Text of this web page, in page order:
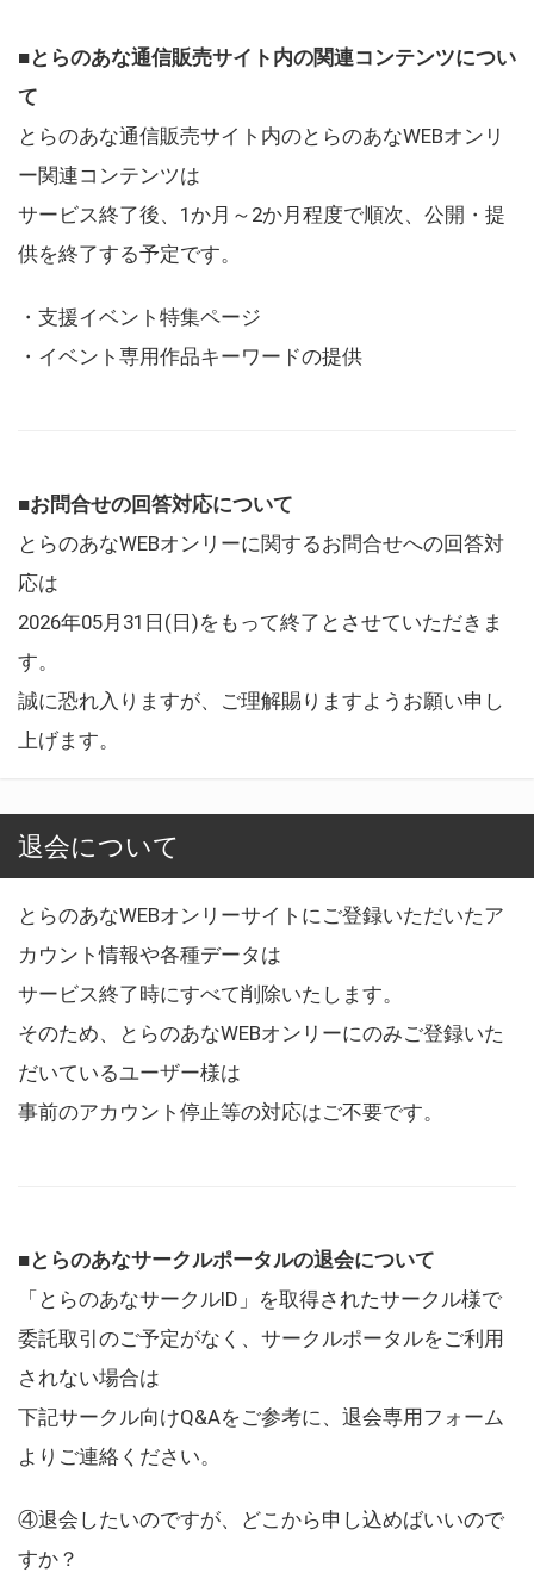
■とらのあな通信販売サイト内の関連コンテンツについ
て
とらのあな通信販売サイト内のとらのあなWEBオンリ
ー関連コンテンツは
サービス終了後、1か月～2か月程度で順次、公開・提
供を終了する予定です。
・支援イベント特集ページ
・イベント専用作品キーワードの提供
■お問合せの回答対応について
とらのあなWEBオンリーに関するお問合せへの回答対
応は
2026年05月31日(日)をもって終了とさせていただきま
す。
誠に恐れ入りますが、ご理解賜りますようお願い申し
上げます。
退会について
とらのあなWEBオンリーサイトにご登録いただいたア
カウント情報や各種データは
サービス終了時にすべて削除いたします。
そのため、とらのあなWEBオンリーにのみご登録いた
だいているユーザー様は
事前のアカウント停止等の対応はご不要です。
■とらのあなサークルポータルの退会について
「とらのあなサークルID」を取得されたサークル様で
委託取引のご予定がなく、サークルポータルをご利用
されない場合は
下記サークル向けQ&Aをご参考に、退会専用フォーム
よりご連絡ください。
④退会したいのですが、どこから申し込めばいいので
すか？